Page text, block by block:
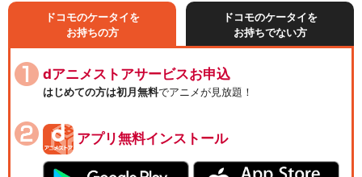
ドコモのケータイを
お持ちの方
ドコモのケータイを
お持ちでない方
dアニメストアサービスお申込
はじめての方は初月無料でアニメが見放題！
アプリ無料インストール